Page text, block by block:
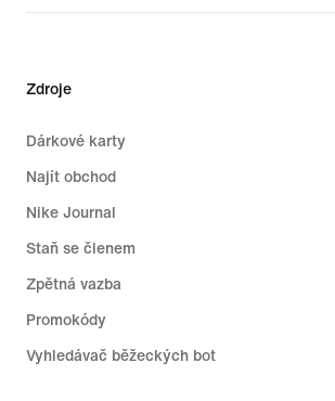
Zdroje
Dárkové karty
Najít obchod
Nike Journal
Staň se členem
Zpětná vazba
Promokódy
Vyhledávač běžeckých bot